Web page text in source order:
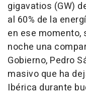
gigavatios (GW)
al 60% de la
en ese momento,
noche una
Gobierno, Pedro
masivo que ha
Ibérica durante